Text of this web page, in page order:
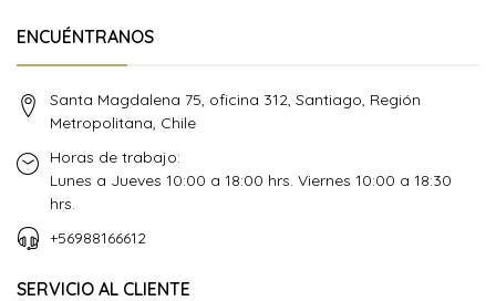
ENCUÉNTRANOS
Santa Magdalena 75, oficina 312, Santiago, Región
Metropolitana, Chile
Horas de trabajo:
Lunes a Jueves 10:00 a 18:00 hrs. Viernes 10:00 a 18:30
hrs.
+56988166612
SERVICIO AL CLIENTE